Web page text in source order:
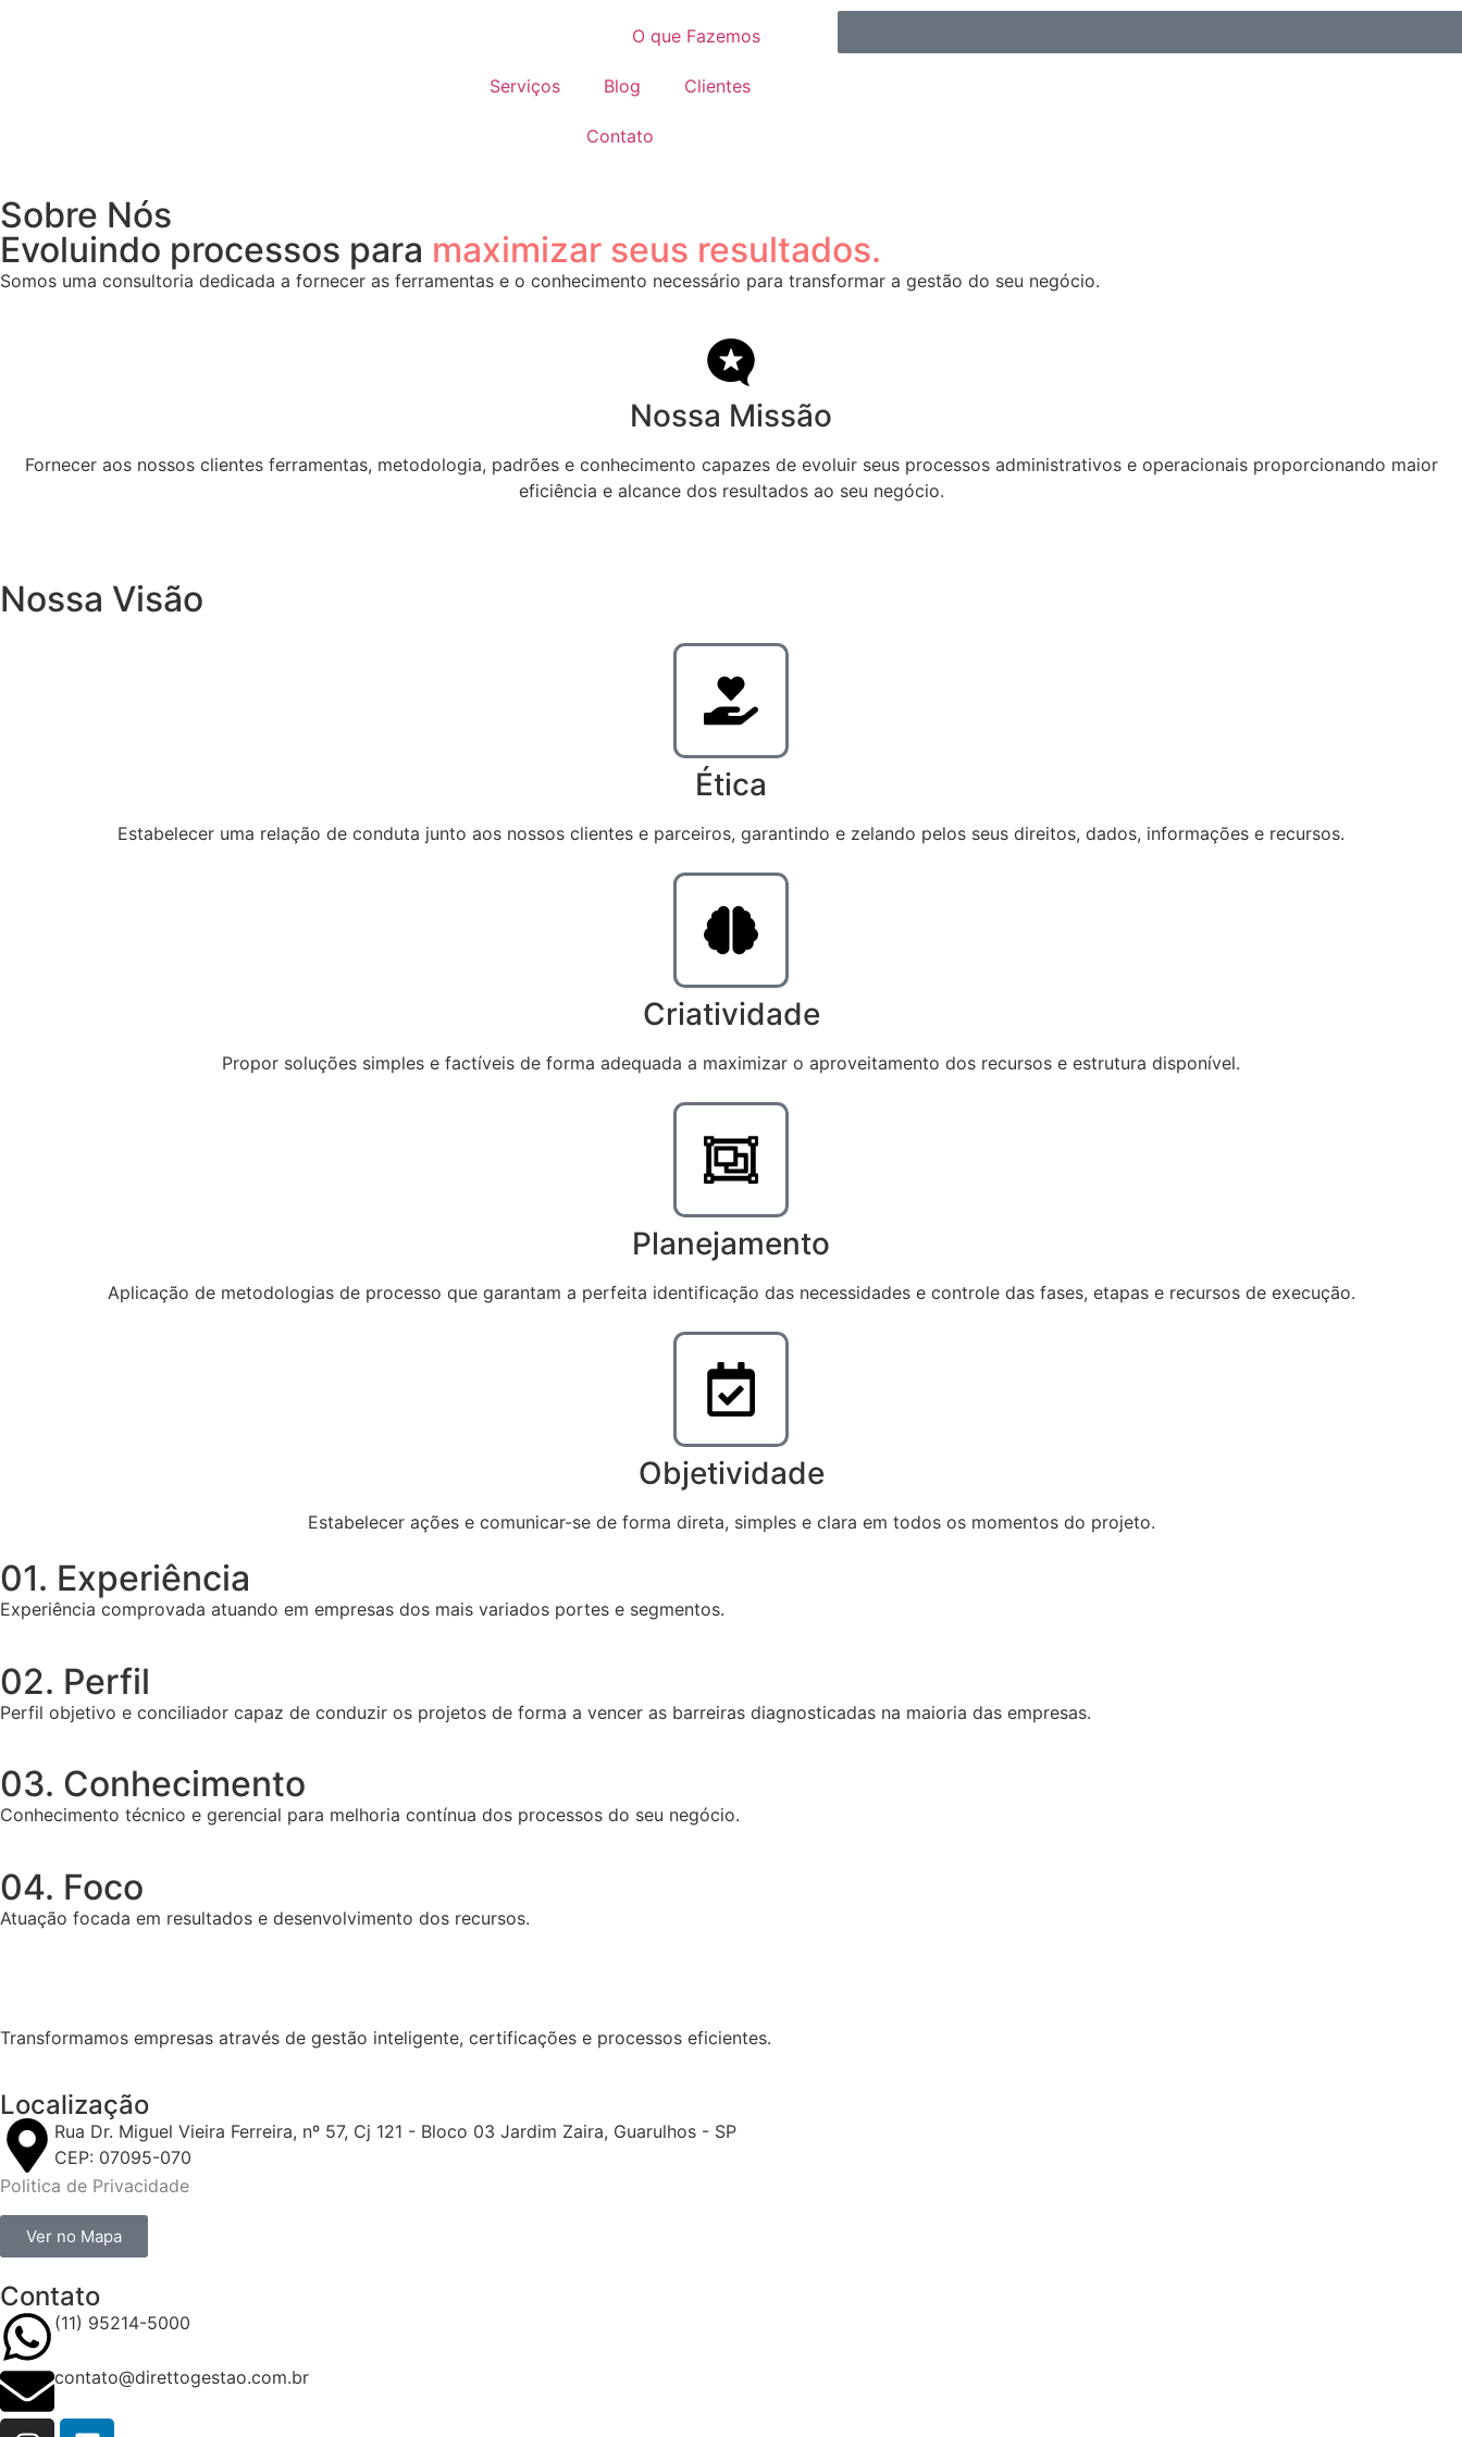
O que Fazemos
Serviços Blog Clientes
Contato
Sobre Nós
Evoluindo processos para maximizar seus resultados.
Somos uma consultoria dedicada a fornecer as ferramentas e o conhecimento necessário para transformar a gestão do seu negócio.
Nossa Missão
Fornecer aos nossos clientes ferramentas, metodologia, padrões e conhecimento capazes de evoluir seus processos administrativos e operacionais proporcionando maior
eficiência e alcance dos resultados ao seu negócio.
Nossa Visão
Ética
Estabelecer uma relação de conduta junto aos nossos clientes e parceiros, garantindo e zelando pelos seus direitos, dados, informações e recursos.
Criatividade
Propor soluções simples e factíveis de forma adequada a maximizar o aproveitamento dos recursos e estrutura disponível.
Planejamento
Aplicação de metodologias de processo que garantam a perfeita identificação das necessidades e controle das fases, etapas e recursos de execução.
Objetividade
Estabelecer ações e comunicar-se de forma direta, simples e clara em todos os momentos do projeto.
01. Experiência
Experiência comprovada atuando em empresas dos mais variados portes e segmentos.
02. Perfil
Perfil objetivo e conciliador capaz de conduzir os projetos de forma a vencer as barreiras diagnosticadas na maioria das empresas.
03. Conhecimento
Conhecimento técnico e gerencial para melhoria contínua dos processos do seu negócio.
04. Foco
Atuação focada em resultados e desenvolvimento dos recursos.
Transformamos empresas através de gestão inteligente, certificações e processos eficientes.
Localização
Rua Dr. Miguel Vieira Ferreira, nº 57, Cj 121 - Bloco 03 Jardim Zaira, Guarulhos - SP
CEP: 07095-070
Politica de Privacidade
Ver no Mapa
Contato
(11) 95214-5000
contato@direttogestao.com.br